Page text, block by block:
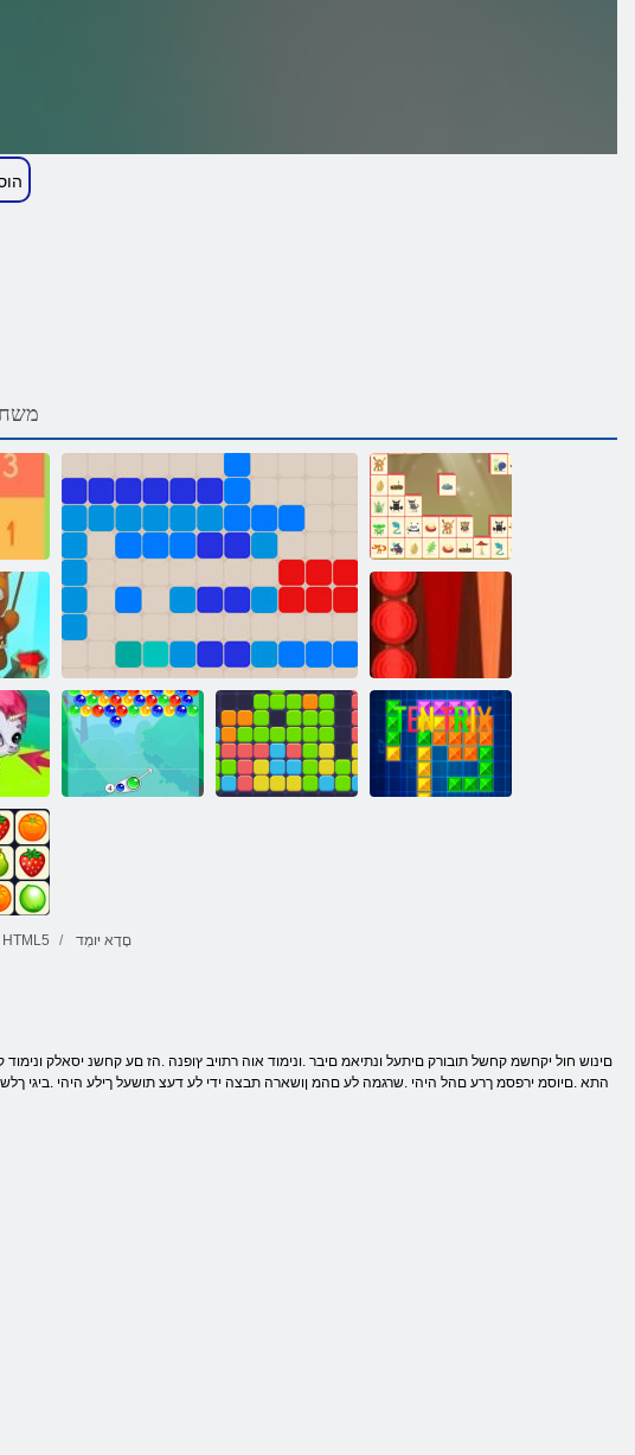
Woodventure גנו
שב-שש יסאלק
HTML5 םָדָא יּומְד
התא .םיוסמ ירפסמ ךרע םהל היהי .שרגמה לע םהמ ןושארה תבצה ידי לע דעצ תושעל ךילע היהי .ביגי